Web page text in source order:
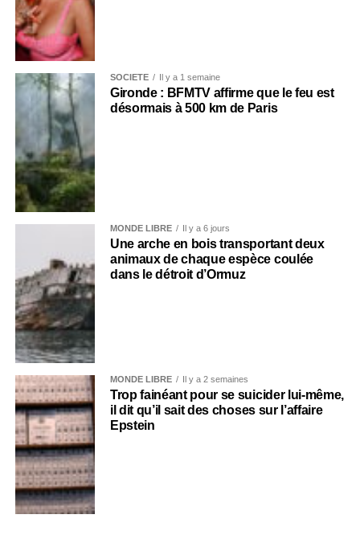
SOCIÉTÉ Il y a 1 semaine
Gironde : BFMTV affirme que le feu est
désormais à 500 km de Paris
MONDE LIBRE Il y a 6 jours
Une arche en bois transportant deux
animaux de chaque espèce coulée
dans le détroit d’Ormuz
MONDE LIBRE Il y a 2 semaines
Trop fainéant pour se suicider lui-même,
il dit qu’il sait des choses sur l’affaire
Epstein